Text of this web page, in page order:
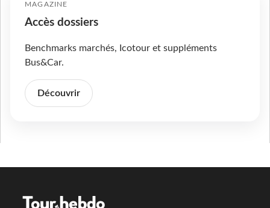
MAGAZINE
Accès dossiers
Benchmarks marchés, Icotour et suppléments
Bus&Car.
Découvrir